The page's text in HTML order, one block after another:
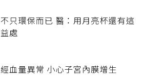
不只環保而已 醫：用月亮杯還有這
益處
經血量異常 小心子宮內膜增生